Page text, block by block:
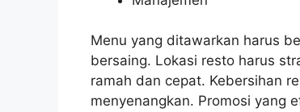
Menu yang ditawarkan harus
bersaing. Lokasi resto harus
ramah dan cepat. Kebersihan
menyenangkan. Promosi yang